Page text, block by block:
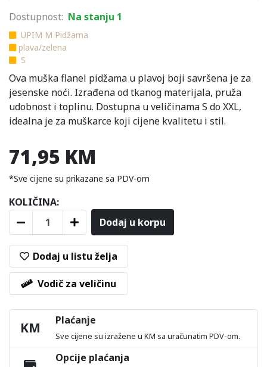
Dostupnost: Na stanju 1
UPIM M Pidžama
plava/zelena
S
Ova muška flanel pidžama u plavoj boji savršena je za
jesenske noći. Izrađena od tkanog materijala, pruža
udobnost i toplinu. Dostupna u veličinama S do XXL,
idealna je za muškarce koji cijene kvalitetu i stil.
71,95 KM
*Sve cijene su prikazane sa PDV-om
KOLIČINA:
Dodaj u korpu
Dodaj u listu želja
Vodič za veličinu
KM Plaćanje
Sve cijene su izražene u KM sa uračunatim PDV-om.
Opcije plaćanja